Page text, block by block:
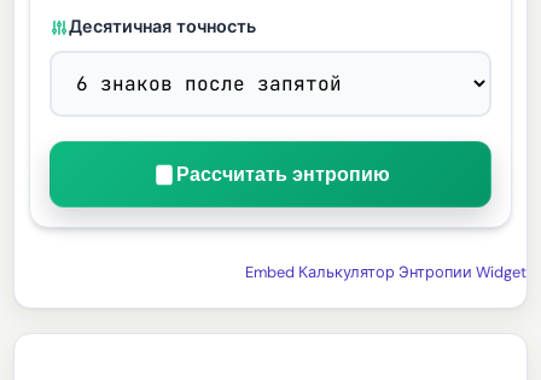
Десятичная точность
Рассчитать энтропию
Embed Калькулятор Энтропии Widget